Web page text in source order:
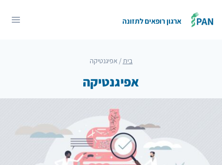
ארגון רופאים לתזונה
בית/ אפיגנטיקה
אפיגנטיקה